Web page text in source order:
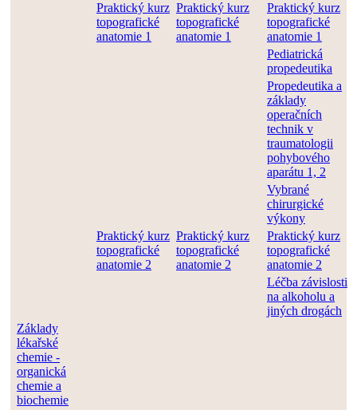
Praktický kurz
topografické
anatomie 1
Praktický kurz
topografické
anatomie 1
Praktický kurz
topografické
anatomie 1
Pediatrická
propedeutika
Propedeutika a
základy
operačních
technik v
traumatologii
pohybového
aparátu 1, 2
Vybrané
chirurgické
výkony
Praktický kurz
topografické
anatomie 2
Praktický kurz
topografické
anatomie 2
Praktický kurz
topografické
anatomie 2
Léčba závislosti
na alkoholu a
jiných drogách
Základy
lékařské
chemie -
organická
chemie a
biochemie